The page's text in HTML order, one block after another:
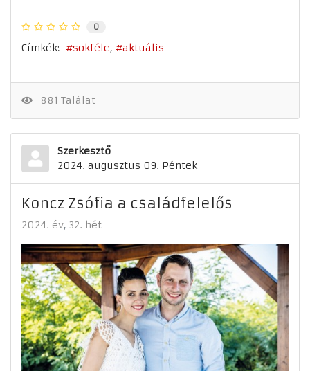
0
Címkék: sokféle aktuális
881 Találat
Szerkesztő
2024. augusztus 09. Péntek
Koncz Zsófia a családfelelős
2024. év 32. hét